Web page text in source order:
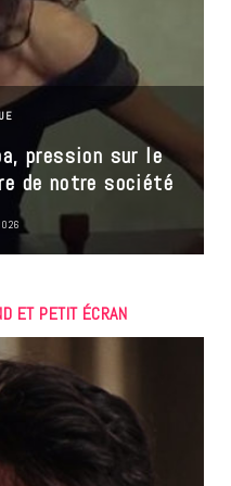
pression sur le
de notre société
ET PETIT ÉCRAN